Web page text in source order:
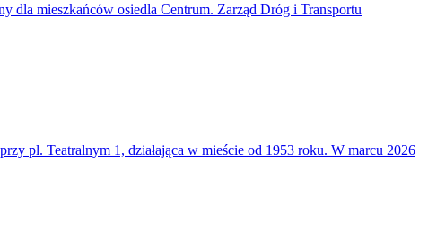
dla mieszkańców osiedla Centrum. Zarząd Dróg i Transportu
pl. Teatralnym 1, działająca w mieście od 1953 roku. W marcu 2026